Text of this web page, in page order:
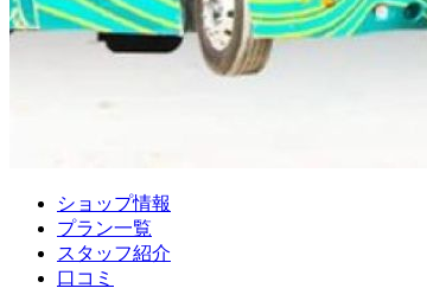
ショップ情報
プラン一覧
スタッフ紹介
口コミ